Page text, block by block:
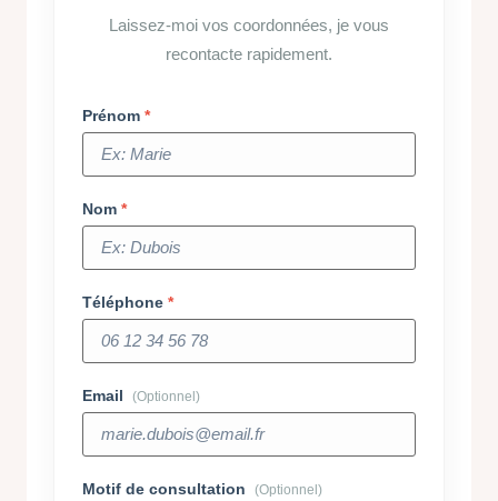
Laissez-moi vos coordonnées, je vous
recontacte rapidement.
Prénom
Nom
Téléphone
Email (Optionnel)
Motif de consultation (Optionnel)